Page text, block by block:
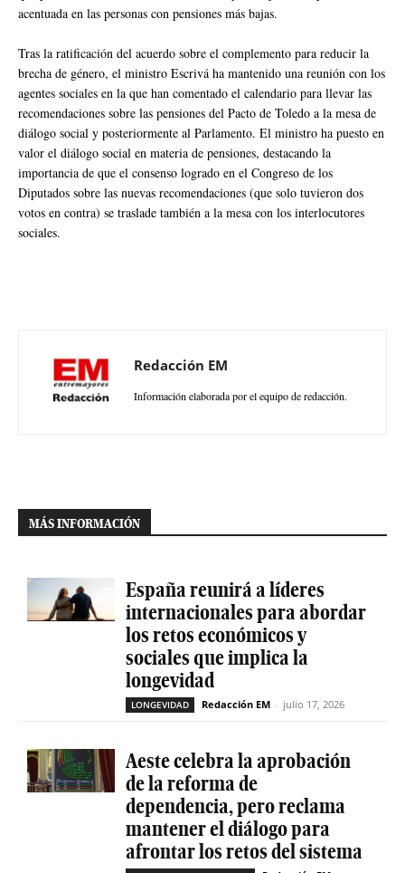
acentuada en las personas con pensiones más bajas.
Tras la ratificación del acuerdo sobre el complemento para reducir la
brecha de género, el ministro Escrivá ha mantenido una reunión con los
agentes sociales en la que han comentado el calendario para llevar las
recomendaciones sobre las pensiones del Pacto de Toledo a la mesa de
diálogo social y posteriormente al Parlamento. El ministro ha puesto en
valor el diálogo social en materia de pensiones, destacando la
importancia de que el consenso logrado en el Congreso de los
Diputados sobre las nuevas recomendaciones (que solo tuvieron dos
votos en contra) se traslade también a la mesa con los interlocutores
sociales.
Redacción EM
Información elaborada por el equipo de redacción.
MÁS INFORMACIÓN
España reunirá a líderes
internacionales para abordar
los retos económicos y
sociales que implica la
longevidad
LONGEVIDAD Redacción EM - julio 17, 2026
Aeste celebra la aprobación
de la reforma de
dependencia, pero reclama
mantener el diálogo para
afrontar los retos del sistema